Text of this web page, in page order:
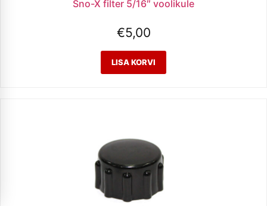
Sno-X filter 5/16″ voolikule
€5,00